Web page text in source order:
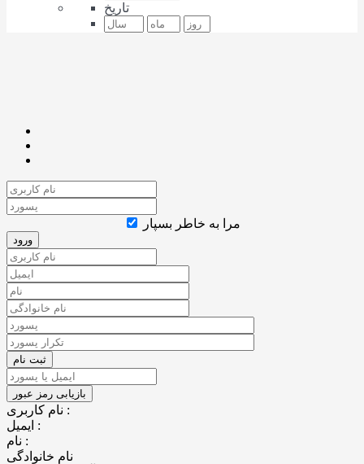
تاریخ
مرا به خاطر بسپار
نام کاربری :
ایمیل :
نام :
نام خانوادگی